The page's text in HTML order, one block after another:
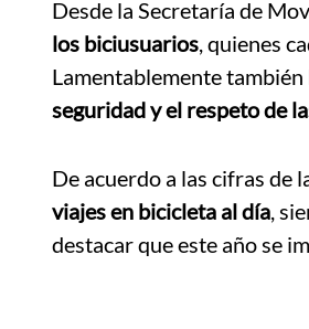
Desde la Secretaría de
los biciusuarios, quienes
Lamentablemente también
seguridad y el respeto de
De acuerdo a las cifras de
viajes en bicicleta al día,
destacar que este año se